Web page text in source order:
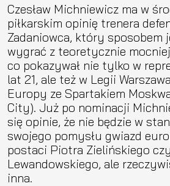
Czesław Michniewicz ma w
piłkarskim opinię trenera
Zadaniowca, który sposobem
wygrać z teoretycznie
co pokazywał nie tylko w
lat 21, ale też w Legii
Europy ze Spartakiem
City). Już po nominacji
się opinie, że nie będzie w
swojego pomysłu gwiazd
postaci Piotra Zielińskiego
Lewandowskiego, ale
inna.